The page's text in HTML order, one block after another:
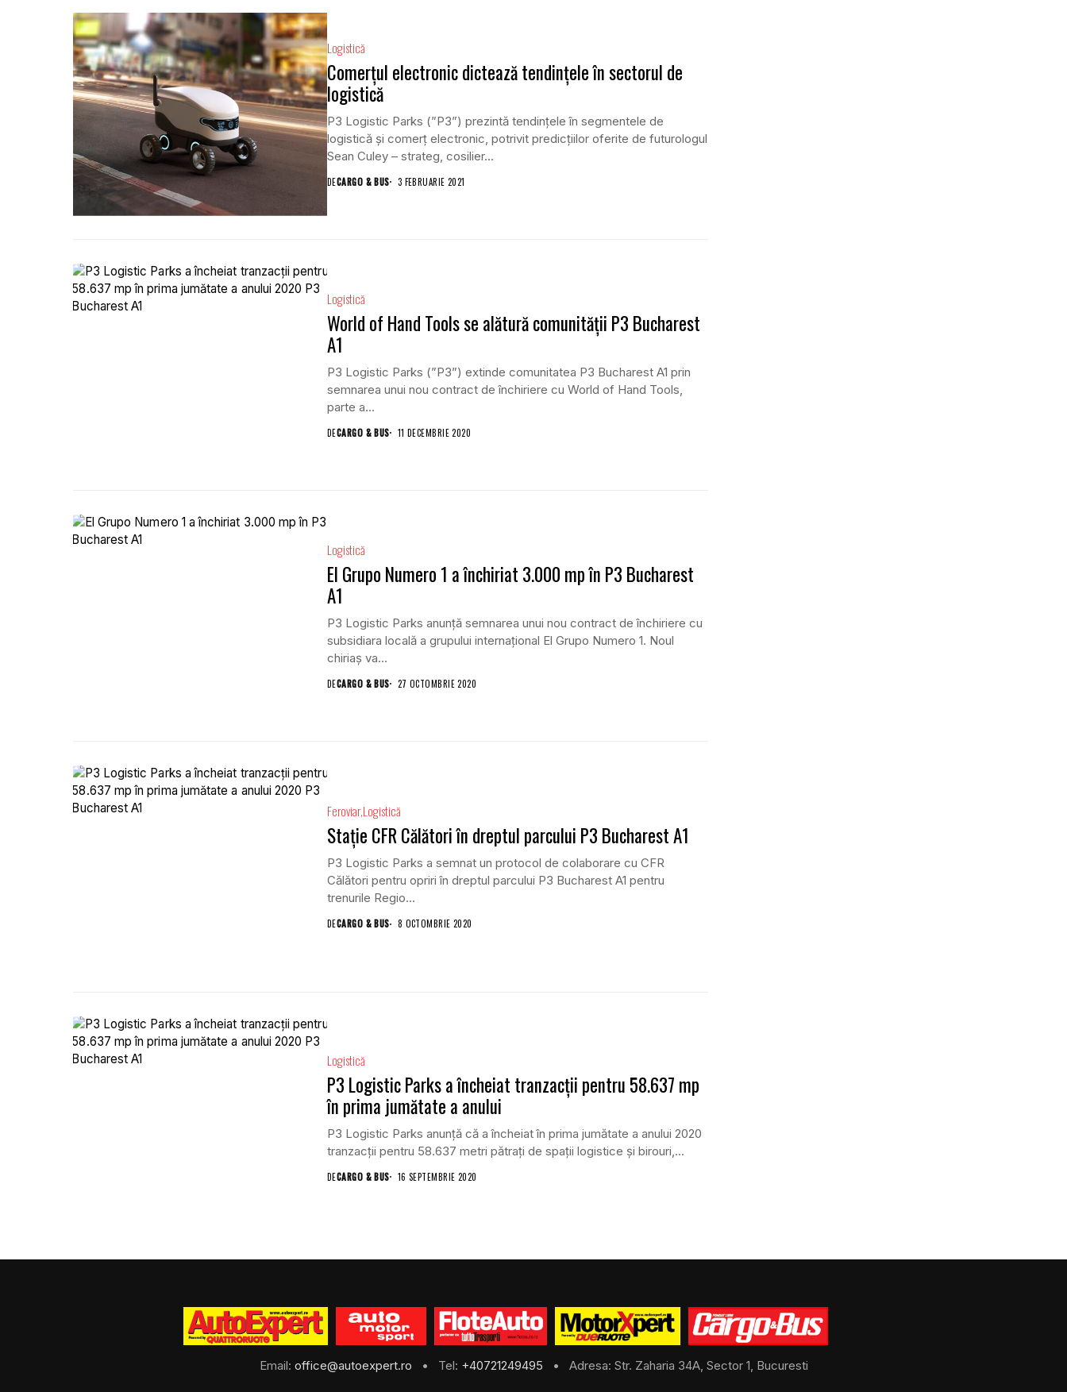
Logistică
Comerțul electronic dictează tendințele în sectorul de
logistică
P3 Logistic Parks (”P3”) prezintă tendințele în segmentele de
logistică și comerț electronic, potrivit predicțiilor oferite de futurologul
Sean Culey – strateg, cosilier...
DECARGO & BUS 3 FEBRUARIE 2021
Logistică
World of Hand Tools se alătură comunității P3 Bucharest
A1
P3 Logistic Parks (”P3”) extinde comunitatea P3 Bucharest A1 prin
semnarea unui nou contract de închiriere cu World of Hand Tools,
parte a...
DECARGO & BUS 11 DECEMBRIE 2020
Logistică
El Grupo Numero 1 a închiriat 3.000 mp în P3 Bucharest
A1
P3 Logistic Parks anunță semnarea unui nou contract de închiriere cu
subsidiara locală a grupului internațional El Grupo Numero 1. Noul
chiriaș va...
DECARGO & BUS 27 OCTOMBRIE 2020
FeroviarLogistică
Stație CFR Călători în dreptul parcului P3 Bucharest A1
P3 Logistic Parks a semnat un protocol de colaborare cu CFR
Călători pentru opriri în dreptul parcului P3 Bucharest A1 pentru
trenurile Regio...
DECARGO & BUS 8 OCTOMBRIE 2020
Logistică
P3 Logistic Parks a încheiat tranzacții pentru 58.637 mp
în prima jumătate a anului
P3 Logistic Parks anunță că a încheiat în prima jumătate a anului 2020
tranzacții pentru 58.637 metri pătrați de spații logistice și birouri,...
DECARGO & BUS 16 SEPTEMBRIE 2020
Email: office@autoexpert.ro • Tel: +40721249495 • Adresa: Str. Zaharia 34A, Sector 1, Bucuresti